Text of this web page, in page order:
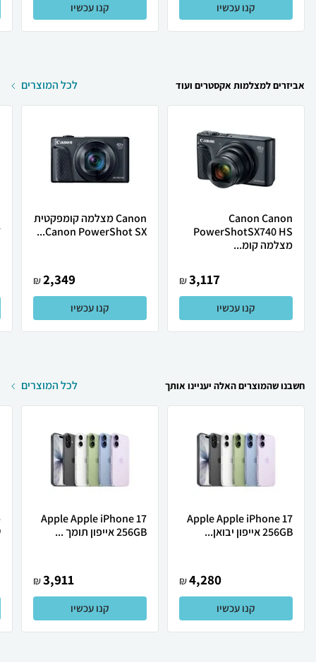
קנו עכשיו קנו עכשיו
אביזרים למצלמות אקסטרים ועוד לכל המוצרים
Canon Canon
PowerShotSX740 HS
מצלמה ‏קומ...
3,117
₪
קנו עכשיו
Canon מצלמה ‏קומפקטית
Canon PowerShot SX...
2,349
₪
קנו עכשיו
חשבנו שהמוצרים האלה יעניינו אותך לכל המוצרים
Apple Apple iPhone 17
256GB אייפון יבואן...
4,280
₪
קנו עכשיו
Apple Apple iPhone 17
256GB אייפון תומך ...
3,911
₪
קנו עכשיו